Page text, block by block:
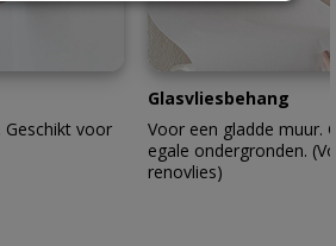
Geschikt voor
Glasvliesbehang
Voor een gladde muur.
egale ondergronden.
renovlies)